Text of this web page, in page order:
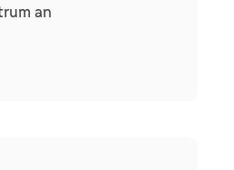
an
Wald halten für
offen. Zudem